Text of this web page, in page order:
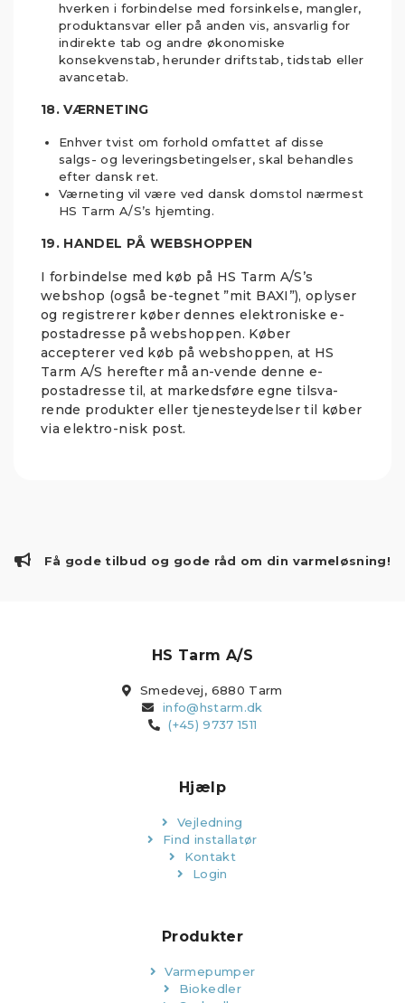
hverken i forbindelse med forsinkelse, mangler,
produktansvar eller på anden vis, ansvarlig for
indirekte tab og andre økonomiske
konsekvenstab, herunder driftstab, tidstab eller
avancetab.
18. VÆRNETING
Enhver tvist om forhold omfattet af disse
salgs- og leveringsbetingelser, skal behandles
efter dansk ret.
Værneting vil være ved dansk domstol nærmest
HS Tarm A/S’s hjemting.
19. HANDEL PÅ WEBSHOPPEN
I forbindelse med køb på HS Tarm A/S’s
webshop (også be-tegnet ”mit BAXI”), oplyser
og registrerer køber dennes elektroniske e-
postadresse på webshoppen. Køber
accepterer ved køb på webshoppen, at HS
Tarm A/S herefter må an-vende denne e-
postadresse til, at markedsføre egne tilsva-
rende produkter eller tjenesteydelser til køber
via elektro-nisk post.
Få gode tilbud og gode råd om din varmeløsning!
HS Tarm A/S
Smedevej, 6880 Tarm
info@hstarm.dk
(+45) 9737 1511
Hjælp
Vejledning
Find installatør
Kontakt
Login
Produkter
Varmepumper
Biokedler